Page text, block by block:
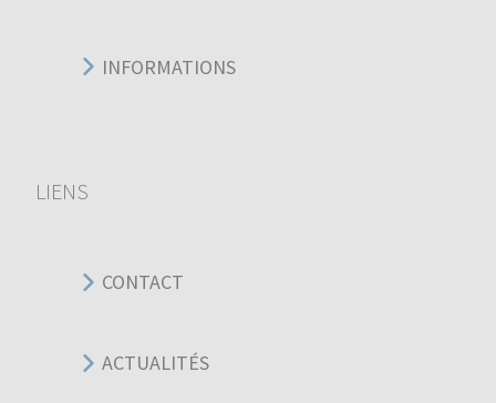
INFORMATIONS
LIENS
CONTACT
ACTUALITÉS